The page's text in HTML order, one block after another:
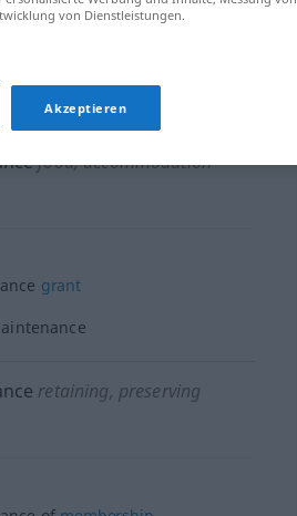
food, accommodation
grant
retaining, preserving
von Dienstleistungen.
Akzeptieren